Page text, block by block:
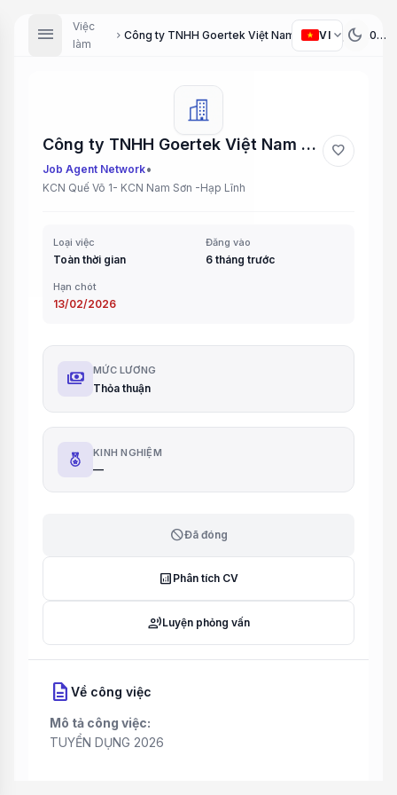
menu
Việc
làm
chevron_right Công ty TNHH Goertek Việt Nam Tuyển Dụng 2026 (Goertek Vietnam Co., Ltd. Recruitment 2026)
VI expand_more dark_mode
Công ty TNHH Goertek Việt Nam Tuyển Dụng 2026 (Goertek Vietnam Co., Ltd. Recruitment 2026)
Job Agent Network•
KCN Quế Võ 1- KCN Nam Sơn -Hạp Lĩnh
favorite
Loại việc
Toàn thời gian
Đăng vào
6 tháng trước
Hạn chót
13/02/2026
payments MỨC LƯƠNG
Thỏa thuận
KINH NGHIỆM
—
blockĐã đóng
analytics Phân tích CV
record_voice_overLuyện phỏng vấn
description Về công việc
Mô tả công việc:
TUYỂN DỤNG 2026